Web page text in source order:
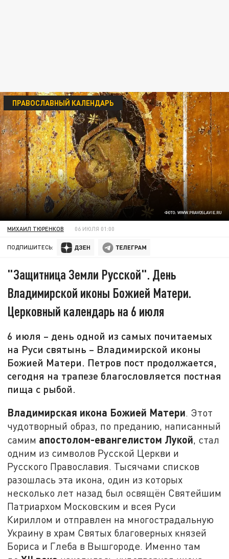
ФОТО: WWW.PRAVOSLAVIE.RU
ПРАВОСЛАВНЫЙ КАЛЕНДАРЬ
МИХАИЛ ТЮРЕНКОВ 06 ИЮЛЯ 01:00
ПОДПИШИТЕСЬ:
"Защитница Земли Русской". День
Владимирской иконы Божией Матери.
Церковный календарь на 6 июля
6 июля – день одной из самых почитаемых
на Руси святынь – Владимирской иконы
Божией Матери. Петров пост продолжается,
сегодня на трапезе благословляется постная
пища с рыбой.
Владимирская икона Божией Матери. Этот
чудотворный образ, по преданию, написанный
самим апостолом-евангелистом Лукой, стал
одним из символов Русской Церкви и
Русского Православия. Тысячами списков
разошлась эта икона, один из которых
несколько лет назад был освящён Святейшим
Патриархом Московским и всея Руси
Кириллом и отправлен на многострадальную
Украину в храм Святых благоверных князей
Бориса и Глеба в Вышгороде. Именно там